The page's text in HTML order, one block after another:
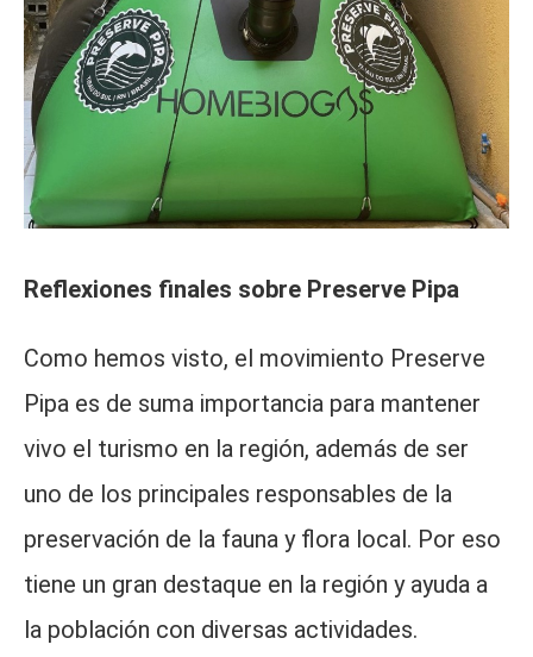
Reflexiones finales sobre Preserve Pipa
Como hemos visto, el movimiento Preserve
Pipa es de suma importancia para mantener
vivo el turismo en la región, además de ser
uno de los principales responsables de la
preservación de la fauna y flora local. Por eso
tiene un gran destaque en la región y ayuda a
la población con diversas actividades.